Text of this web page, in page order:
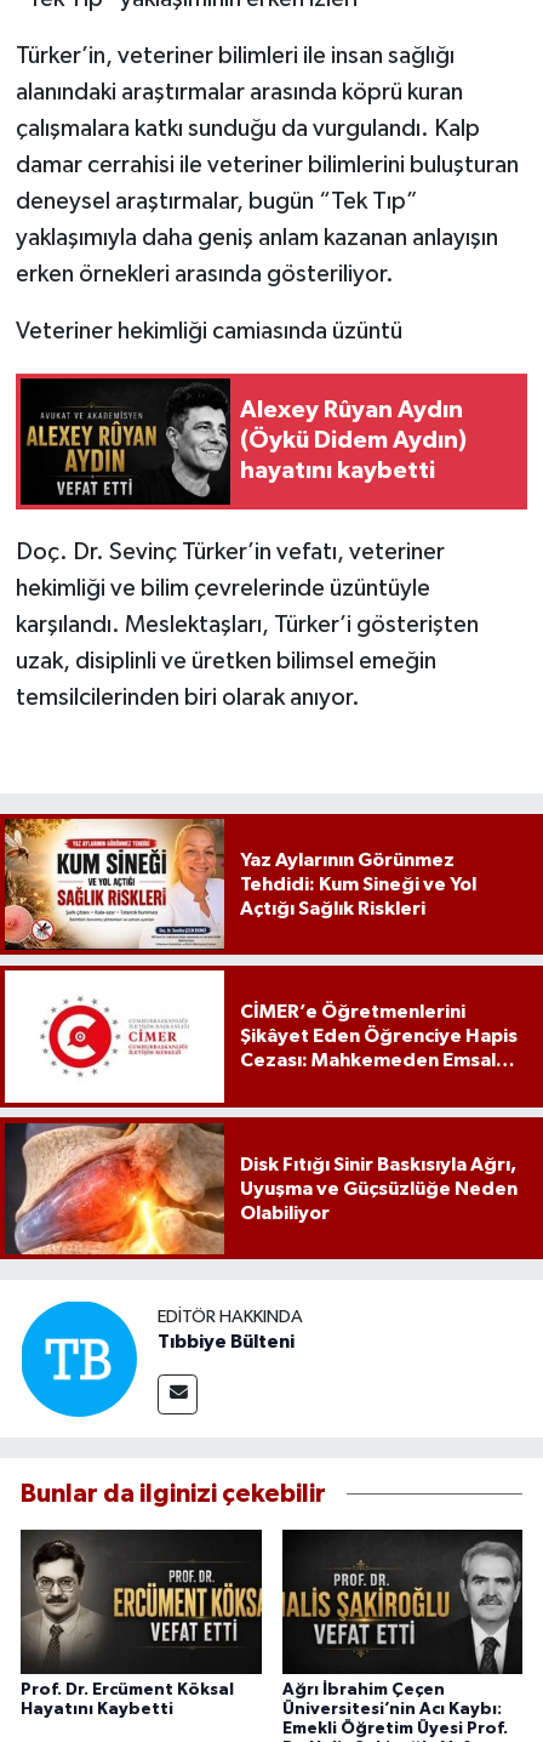
Türker’in, veteriner bilimleri ile insan sağlığı
alanındaki araştırmalar arasında köprü kuran
çalışmalara katkı sunduğu da vurgulandı. Kalp
damar cerrahisi ile veteriner bilimlerini buluşturan
deneysel araştırmalar, bugün “Tek Tıp”
yaklaşımıyla daha geniş anlam kazanan anlayışın
erken örnekleri arasında gösteriliyor.
Veteriner hekimliği camiasında üzüntü
Alexey Rûyan Aydın
(Öykü Didem Aydın)
hayatını kaybetti
Doç. Dr. Sevinç Türker’in vefatı, veteriner
hekimliği ve bilim çevrelerinde üzüntüyle
karşılandı. Meslektaşları, Türker’i gösterişten
uzak, disiplinli ve üretken bilimsel emeğin
temsilcilerinden biri olarak anıyor.
Yaz Aylarının Görünmez
Tehdidi: Kum Sineği ve Yol
Açtığı Sağlık Riskleri
CİMER’e Öğretmenlerini
Şikâyet Eden Öğrenciye Hapis
Cezası: Mahkemeden Emsal
Disk Fıtığı Sinir Baskısıyla Ağrı,
Uyuşma ve Güçsüzlüğe Neden
Olabiliyor
EDITÖR HAKKINDA
Tıbbiye Bülteni
Bunlar da ilginizi çekebilir
Prof. Dr. Ercüment Köksal
Hayatını Kaybetti
Ağrı İbrahim Çeçen
Üniversitesi’nin Acı Kaybı:
Emekli Öğretim Üyesi Prof.